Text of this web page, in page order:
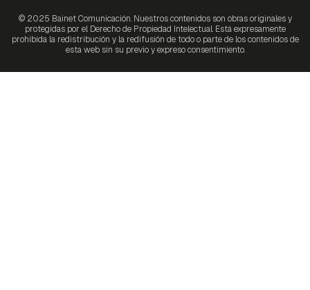
© 2025 Bainet Comunicación. Nuestros contenidos son obras originales y
protegidas por el Derecho de Propiedad Intelectual. Está expresamente
prohibida la redistribución y la redifusión de todo o parte de los contenidos de
esta web sin su previo y expreso consentimiento.